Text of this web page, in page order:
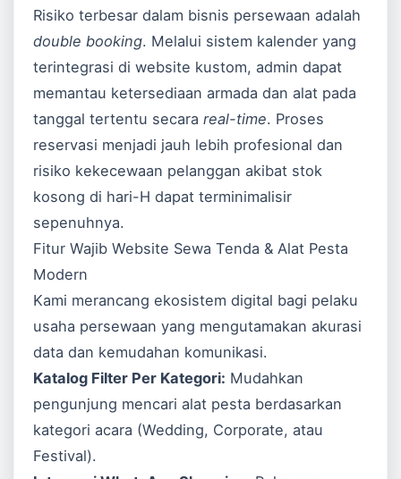
Risiko terbesar dalam bisnis persewaan adalah
double booking. Melalui sistem kalender yang
terintegrasi di website kustom, admin dapat
memantau ketersediaan armada dan alat pada
tanggal tertentu secarareal-time. Proses
reservasi menjadi jauh lebih profesional dan
risiko kekecewaan pelanggan akibat stok
kosong di hari-H dapat terminimalisir
sepenuhnya.
Fitur Wajib Website Sewa Tenda & Alat Pesta
Modern
Kami merancang ekosistem digital bagi pelaku
usaha persewaan yang mengutamakan akurasi
data dan kemudahan komunikasi.
Katalog Filter Per Kategori: Mudahkan
pengunjung mencari alat pesta berdasarkan
kategori acara (Wedding, Corporate, atau
Festival).